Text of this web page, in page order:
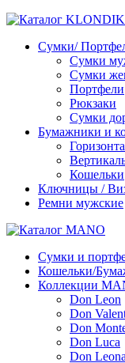
Сумки/
Сумки
Сумки
Портфели
Рюкзаки
Сумки
Бумажники и
Кошельки
Ключницы /
Ремни мужские
Сумки и
Кошельки/
Коллекции
Don Leon
Don
Don
Don Luca
Don